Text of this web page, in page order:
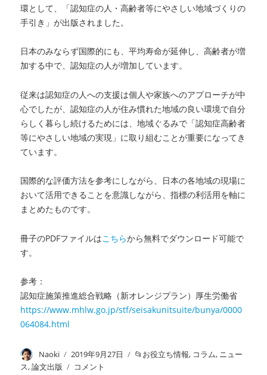
こ
に
環として、「認知症の人・高齢者等にやさしい地域づくりの
手引き」が出版されました。
日本のみならず国際的にも、平均寿命が延伸し、高齢者が増
加する中で、認知症の人が増加しています。
従来は認知症の人への支援は個人や家族へのアプローチが中
心でしたが、認知症の人が住み慣れた地域の良い環境で自分
らしく暮らし続けるためには、地域ぐるみで「認知症高齢者
等にやさしい地域の実現」に取り組むことが重要になってき
ています。
国際的な評価方法を参考にしながら、日本の各地域の現場に
おいて活用できることを意識しながら、指標の利活用を軸に
まとめたものです。
冊子のPDFファイルはこちらから無料でダウンロード可能で
す。
参考：
認知症施策推進総合戦略（新オレンジプラン）厚生労働省
https://www.mhlw.go.jp/stf/seisakunitsuite/bunya/0000
064084.html
投
稿
Naoki
投
稿
2019年9月27日
カ
お役立ち情報, コラム, ニュー
ス,論文出版
出
コメント